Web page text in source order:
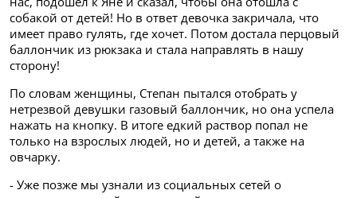
собакой от детей! Но в ответ девочка закричала, что
имеет право гулять, где хочет. Потом достала перцовый
баллончик из рюкзака и стала направлять в нашу
сторону!
По словам женщины, Степан пытался отобрать у
нетрезвой девушки газовый баллончик, но она успела
нажать на кнопку. В итоге едкий раствор попал не
только на взрослых людей, но и детей, а также на
овчарку.
- Уже позже мы узнали из социальных сетей о